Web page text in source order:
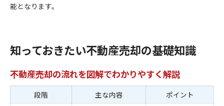
能となります。
知っておきたい不動産売却の基礎知識
不動産売却の流れを図解でわかりやすく解説
段階 主な内容 ポイント